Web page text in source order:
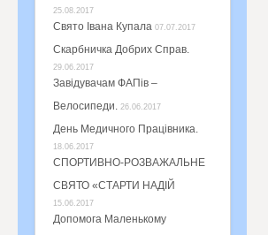
25.08.2017
Свято Івана Купала 07.07.2017
Скарбничка Добрих Справ.
29.06.2017
Завідувачам ФАПів –
Велосипеди. 26.06.2017
День Медичного Працівника.
18.06.2017
СПОРТИВНО-РОЗВАЖАЛЬНЕ
СВЯТО «СТАРТИ НАДІЙ
15.06.2017
Допомога Маленькому